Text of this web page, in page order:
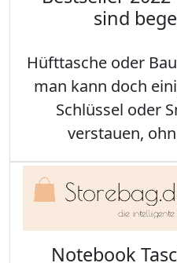
sind
Hüfttasche oder
man kann doch
Schlüssel oder
verstauen,
Notebook